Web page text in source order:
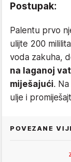
Postupak:
Palentu prvo
ulijte 200
voda zakuha,
na laganoj
miješajući.
ulje i
POVEZANE